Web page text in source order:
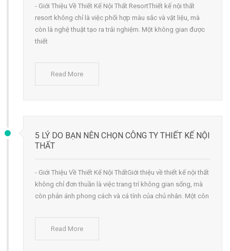
- Giới Thiệu Về Thiết Kế Nội Thất ResortThiết kế nội thất
resort không chỉ là việc phối hợp màu sắc và vật liệu, mà
còn là nghệ thuật tạo ra trải nghiệm. Một không gian được
thiết
Read More
5 LÝ DO BẠN NÊN CHỌN CÔNG TY THIẾT KẾ NỘI
THẤT
- Giới Thiệu Về Thiết Kế Nội ThấtGiới thiệu về thiết kế nội thất
không chỉ đơn thuần là việc trang trí không gian sống, mà
còn phản ánh phong cách và cá tính của chủ nhân. Một côn
Read More